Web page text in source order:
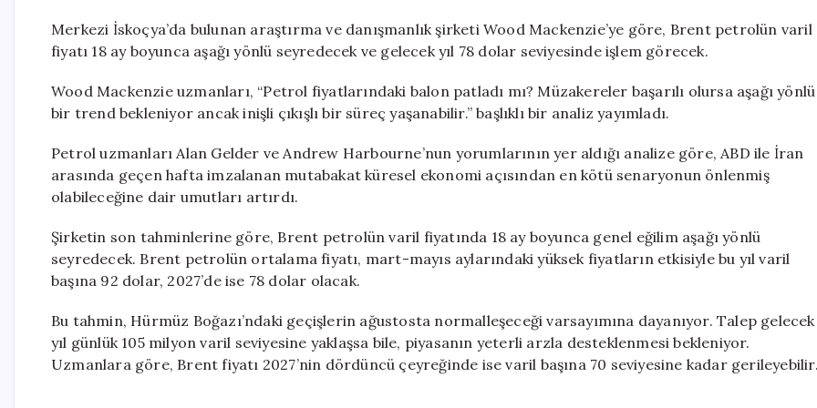
için
Merkezi İskoçya’da bulunan araştırma ve danışmanlık şirketi Wood Mackenzie’ye göre, Brent petrolün varil
fiyatı 18 ay boyunca aşağı yönlü seyredecek ve gelecek yıl 78 dolar seviyesinde işlem görecek.
Wood Mackenzie uzmanları, “Petrol fiyatlarındaki balon patladı mı? Müzakereler başarılı olursa aşağı yönlü
bir trend bekleniyor ancak inişli çıkışlı bir süreç yaşanabilir.” başlıklı bir analiz yayımladı.
Petrol uzmanları Alan Gelder ve Andrew Harbourne’nun yorumlarının yer aldığı analize göre, ABD ile İran
arasında geçen hafta imzalanan mutabakat küresel ekonomi açısından en kötü senaryonun önlenmiş
olabileceğine dair umutları artırdı.
Şirketin son tahminlerine göre, Brent petrolün varil fiyatında 18 ay boyunca genel eğilim aşağı yönlü
seyredecek. Brent petrolün ortalama fiyatı, mart-mayıs aylarındaki yüksek fiyatların etkisiyle bu yıl varil
başına 92 dolar, 2027’de ise 78 dolar olacak.
Bu tahmin, Hürmüz Boğazı’ndaki geçişlerin ağustosta normalleşeceği varsayımına dayanıyor. Talep gelecek
yıl günlük 105 milyon varil seviyesine yaklaşsa bile, piyasanın yeterli arzla desteklenmesi bekleniyor.
Uzmanlara göre, Brent fiyatı 2027’nin dördüncü çeyreğinde ise varil başına 70 seviyesine kadar gerileyebilir.